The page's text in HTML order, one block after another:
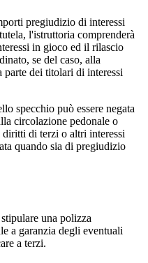
pregiudizio di interessi
l'istruttoria comprenderà
in gioco ed il rilascio
se del caso, alla
parte dei titolari di interessi
specchio può essere negata
circolazione pedonale o
di terzi o altri interessi
quando sia di pregiudizio
una polizza
a garanzia degli eventuali
a terzi.